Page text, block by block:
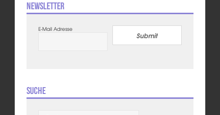
Newsletter
E-Mail Adresse
Submit
Suche